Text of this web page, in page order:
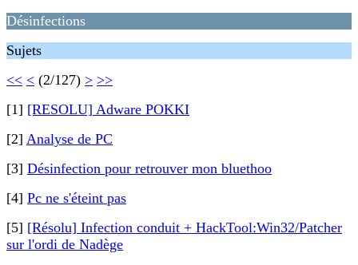
Désinfections
Sujets
<< < (2/127) > >>
[1] [RESOLU] Adware POKKI
[2] Analyse de PC
[3] Désinfection pour retrouver mon bluethoo
[4] Pc ne s'éteint pas
[5] [Résolu] Infection conduit + HackTool:Win32/Patcher
sur l'ordi de Nadège